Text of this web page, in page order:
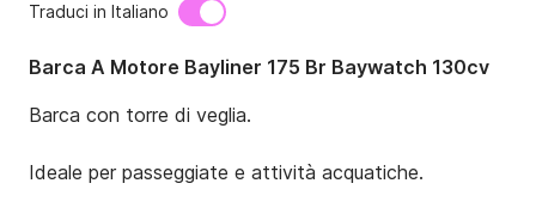
Traduci in Italiano
Barca A Motore Bayliner 175 Br Baywatch 130cv
Barca con torre di veglia.
Ideale per passeggiate e attività acquatiche.